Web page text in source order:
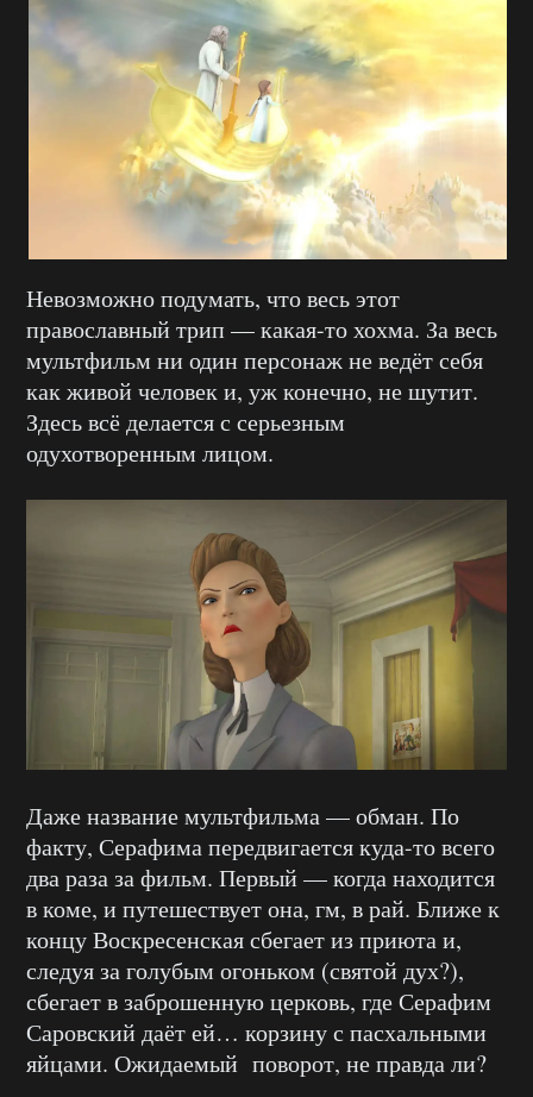
Невозможно подумать, что весь этот
православный трип — какая-то хохма. За весь
мультфильм ни один персонаж не ведёт себя
как живой человек и, уж конечно, не шутит.
Здесь всё делается с серьезным
одухотворенным лицом.
Даже название мультфильма — обман. По
факту, Серафима передвигается куда-то всего
два раза за фильм. Первый — когда находится
в коме, и путешествует она, гм, в рай. Ближе к
концу Воскресенская сбегает из приюта и,
следуя за голубым огоньком (святой дух?),
сбегает в заброшенную церковь, где Серафим
Саровский даёт ей… корзину с пасхальными
яйцами. Ожидаемый поворот, не правда ли?